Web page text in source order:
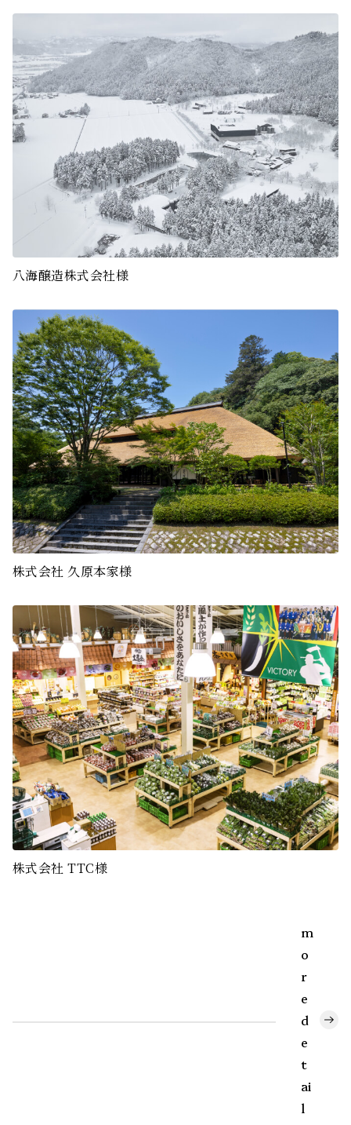
八海醸造株式会社様
株式会社 久原本家様
株式会社 TTC様
m
o
r
e
d
e
t
ai
l